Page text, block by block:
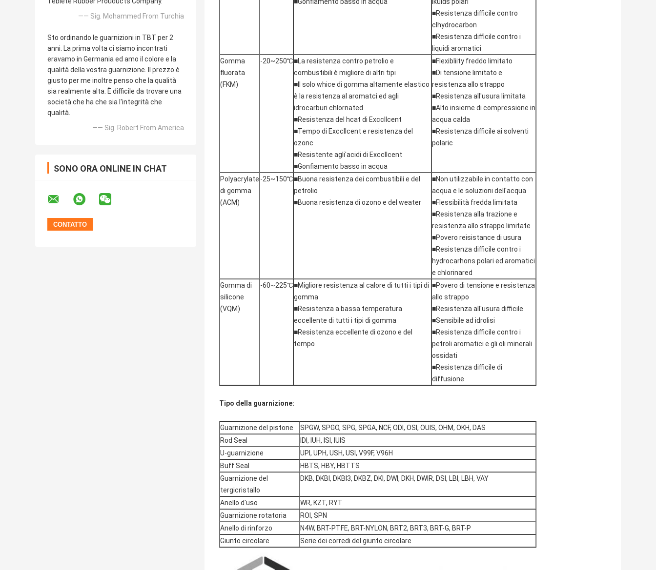
—— Sig. Mohammed From Turchia
Sto ordinando le guarnizioni in TBT per 2
anni. La prima volta ci siamo incontrati
eravamo in Germania ed amo il colore e la
qualità della vostra guarnizione. Il prezzo è
giusto per me inoltre penso che la qualità
sia realmente alta. È difficile da trovare una
società che ha che sia l'integrità che
qualità.
—— Sig. Robert From America
SONO ORA ONLINE IN CHAT
■Gonfiamento basso in acqua
lkuids polari
■Resistenza difficile contro
clhydrocarbon
■Resistenza difficile contro i
liquidi aromatici
Gomma
fluorata
(FKM)
-20~250℃■La resistenza contro petrolio e
combustibili è migliore di altri tipi
■Il solo whice di gomma altamente elastico
è la resistenza al aromatci ed agli
idrocarburi chlornated
■Resistenza del hcat di Exccllcent
■Tempo di Exccllcent e resistenza del
ozonc
■Resistente agli'acidi di Exccllcent
■Gonfiamento basso in acqua
■Flexibliity freddo limitato
■Di tensione limitato e
resistenza allo strappo
■Resistenza all'usura limitata
■Alto insieme di compressione in
acqua calda
■Resistenza difficile ai solventi
polaric
Polyacrylate
di gomma
(ACM)
-25~150℃■Buona resistenza dei combustibili e del
petrolio
■Buona resistenza di ozono e del weater
■Non utilizzabile in contatto con
acqua e le soluzioni dell'acqua
■Flessibilità fredda limitata
■Resistenza alla trazione e
resistenza allo strappo limitate
■Povero reisistance di usura
■Resistenza difficile contro i
hydrocarhons polari ed aromatici
e chlorinared
Gomma di
silicone
(VQM)
-60~225℃■Migliore resistenza al calore di tutti i tipi di
gomma
■Resistenza a bassa temperatura
eccellente di tutti i tipi di gomma
■Resistenza eccellente di ozono e del
tempo
■Povero di tensione e resistenza
allo strappo
■Resistenza all'usura difficile
■Sensibile ad idrolisi
■Resistenza difficile contro i
petroli aromatici e gli oli minerali
ossidati
■Resistenza difficile di
diffusione
Tipo della guarnizione:
Guarnizione del pistone
SPGW, SPGO, SPG, SPGA, NCF, ODI, OSI, OUIS, OHM, OKH, DAS
Rod Seal
IDI, IUH, ISI, IUIS
U-guarnizione
UPI, UPH, USH, USI, V99F, V96H
Buff Seal
HBTS, HBY, HBTTS
Guarnizione del
tergicristallo
DKB, DKBI, DKBI3, DKBZ, DKI, DWI, DKH, DWIR, DSI, LBI, LBH, VAY
Anello d'uso
WR, KZT, RYT
Guarnizione rotatoria
ROI, SPN
Anello di rinforzo
N4W, BRT-PTFE, BRT-NYLON, BRT2, BRT3, BRT-G, BRT-P
Giunto circolare
Serie dei corredi del giunto circolare